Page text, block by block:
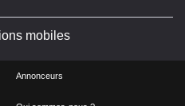
mobiles
Annonceurs